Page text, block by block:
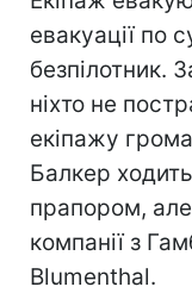
евакуації по
безпілотник.
ніхто не
екіпажу
Балкер
прапором,
компанії з
Blumenthal.